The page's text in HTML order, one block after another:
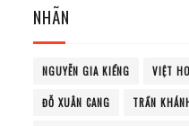
NHÃN
NGUYỄN GIA KIỂNG VIỆT
ĐỖ XUÂN CANG TRẦN